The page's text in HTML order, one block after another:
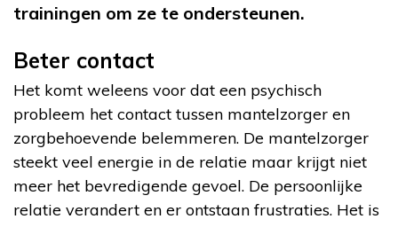
trainingen om ze te ondersteunen.
Beter contact
Het komt weleens voor dat een psychisch
probleem het contact tussen mantelzorger en
zorgbehoevende belemmeren. De mantelzorger
steekt veel energie in de relatie maar krijgt niet
meer het bevredigende gevoel. De persoonlijke
relatie verandert en er ontstaan frustraties. Het is